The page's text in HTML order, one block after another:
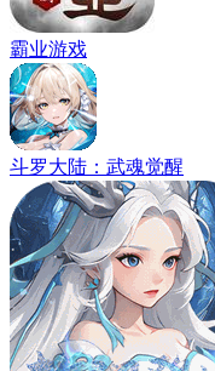
霸业游戏
斗罗大陆：武魂觉醒